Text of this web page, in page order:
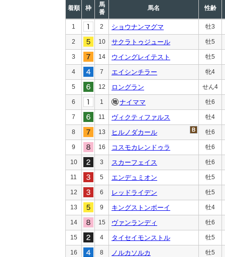
着順 枠
馬
番
馬名 性齢
1 2 ショウナンマグマ 牡3
2 10 サクラトゥジュール 牡5
3 14 ウイングレイテスト 牡5
4 7 エイシンチラー 牝4
5 12 ロングラン せん4
6 1 ナイママ 牡6
7 11 ヴィクティファルス 牡4
8 13 ヒルノダカール 牡6
9 16 コスモカレンドゥラ 牡6
10 3 スカーフェイス 牡6
11 5 エンデュミオン 牡5
12 6 レッドライデン 牡5
13 9 キングストンボーイ 牡4
14 15 ヴァンランディ 牡6
15 4 タイセイモンストル 牡5
16 8 ノルカソルカ 牡5